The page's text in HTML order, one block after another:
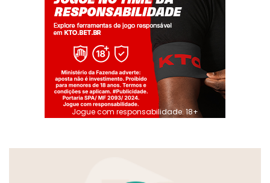
Jogue com responsabilidade. 18+